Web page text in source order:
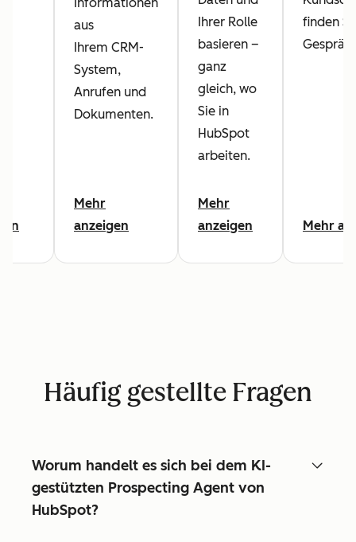
aus
Ihrem CRM-
System,
Anrufen und
Dokumenten.
Mehr
anzeigen
Ihrer Rolle
basieren –
ganz
gleich, wo
Sie in
HubSpot
arbeiten.
Mehr
anzeigen
finden
Mehr
Häufig gestellte Fragen
Worum handelt es sich bei dem KI-
gestützten Prospecting Agent von
HubSpot?